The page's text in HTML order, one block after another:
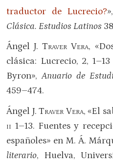
traductor de Lucrecio?
Clásica. Estudios Latinos
Ángel J.Traver Vera,
clásica: Lucrecio, 2,
Byron»,Anuario de
459–474.
Ángel J.Traver Vera, «El
ii 1–13. Fuentes y
españoles» en M. Á.
literario, Huelva,